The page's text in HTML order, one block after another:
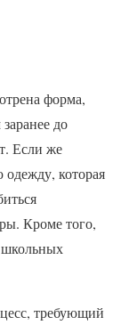
форма,
до
Если же
которая
Кроме того,
школьных
требующий